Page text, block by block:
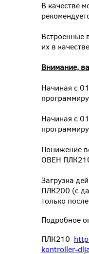
В качестве
Встроенные
их в
Внимание,
Начиная с
Начиная с
Понижение
ОВЕН
Загрузка
ПЛК200 (с
только
Подробное
ПЛК210
kontroller-